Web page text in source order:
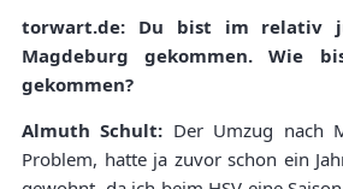
torwart.de: Du bist im relativ
Magdeburg gekommen. Wie
gekommen?
Almuth Schult: Der Umzug nach
Problem, hatte ja zuvor schon ein